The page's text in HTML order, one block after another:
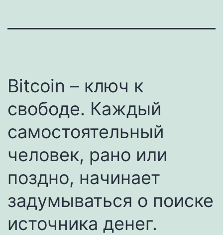
Bitcoin – ключ к
свободе. Каждый
самостоятельный
человек, рано или
поздно, начинает
задумываться о поиске
источника денег.